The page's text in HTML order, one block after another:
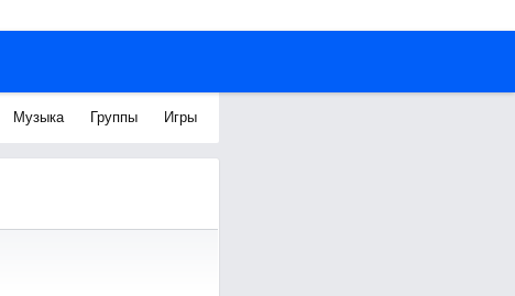
Музыка Группы Игры